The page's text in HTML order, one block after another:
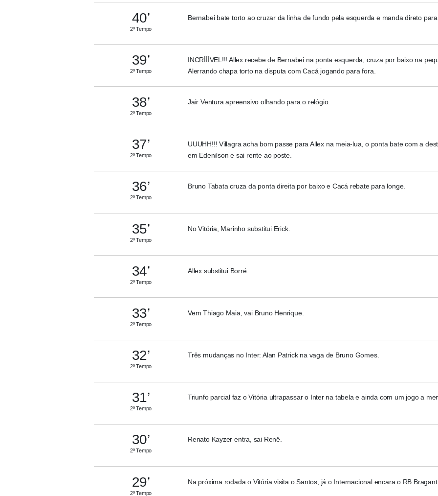
40’
2º Tempo
Bernabei bate torto ao cruzar da linha de fundo pela esquerda e manda direto para
39’
2º Tempo
INCRÍÍÍVEL!!! Allex recebe de Bernabei na ponta esquerda, cruza por baixo na
Alerrando chapa torto na disputa com Cacá jogando para fora.
38’
2º Tempo
Jair Ventura apreensivo olhando para o relógio.
37’
2º Tempo
UUUHH!!! Villagra acha bom passe para Allex na meia-lua, o ponta bate com a
em Edenilson e sai rente ao poste.
36’
2º Tempo
Bruno Tabata cruza da ponta direita por baixo e Cacá rebate para longe.
35’
2º Tempo
No Vitória, Marinho substitui Erick.
34’
2º Tempo
Allex substitui Borré.
33’
2º Tempo
Vem Thiago Maia, vai Bruno Henrique.
32’
2º Tempo
Três mudanças no Inter: Alan Patrick na vaga de Bruno Gomes.
31’
2º Tempo
Triunfo parcial faz o Vitória ultrapassar o Inter na tabela e ainda com um jogo a
30’
2º Tempo
Renato Kayzer entra, sai Renê.
29’
2º Tempo
Na próxima rodada o Vitória visita o Santos, já o Internacional encara o RB